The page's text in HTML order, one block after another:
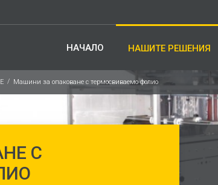
НАЧАЛО НАШИТЕ РЕШЕНИЯ
Машини за опаковане с термосвиваемо фолио
С